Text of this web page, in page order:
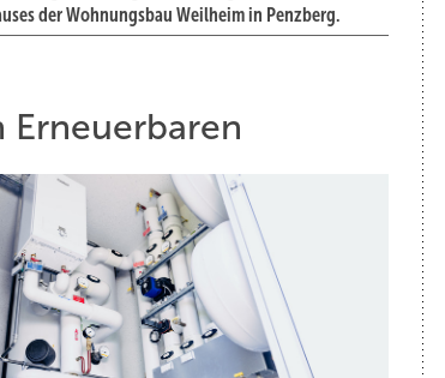
der Wohnungsbau Weilheim in Penzberg.